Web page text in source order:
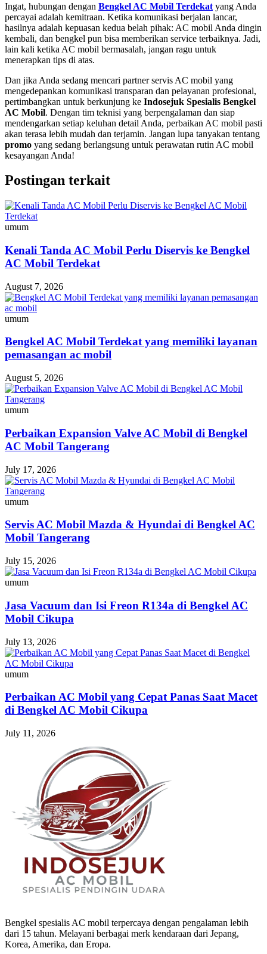
Ingat, hubungan dengan Bengkel AC Mobil Terdekat yang Anda
percayai adalah kemitraan. Ketika komunikasi berjalan lancar,
hasilnya adalah kepuasan kedua belah pihak: AC mobil Anda dingin
kembali, dan bengkel pun bisa memberikan service terbaiknya. Jadi,
lain kali ketika AC mobil bermasalah, jangan ragu untuk
menerapkan tips di atas.
Dan jika Anda sedang mencari partner servis AC mobil yang
mengedepankan komunikasi transparan dan pelayanan profesional,
pertimbangkan untuk berkunjung ke Indosejuk Spesialis Bengkel
AC Mobil. Dengan tim teknisi yang berpengalaman dan siap
mendengarkan setiap keluhan detail Anda, perbaikan AC mobil pasti
akan terasa lebih mudah dan terjamin. Jangan lupa tanyakan tentang
promo yang sedang berlangsung untuk perawatan rutin AC mobil
kesayangan Anda!
Postingan terkait
umum
Kenali Tanda AC Mobil Perlu Diservis ke Bengkel
AC Mobil Terdekat
August 7, 2026
umum
Bengkel AC Mobil Terdekat yang memiliki layanan
pemasangan ac mobil
August 5, 2026
umum
Perbaikan Expansion Valve AC Mobil di Bengkel
AC Mobil Tangerang
July 17, 2026
umum
Servis AC Mobil Mazda & Hyundai di Bengkel AC
Mobil Tangerang
July 15, 2026
umum
Jasa Vacuum dan Isi Freon R134a di Bengkel AC
Mobil Cikupa
July 13, 2026
umum
Perbaikan AC Mobil yang Cepat Panas Saat Macet
di Bengkel AC Mobil Cikupa
July 11, 2026
Bengkel spesialis AC mobil terpercaya dengan pengalaman lebih
dari 15 tahun. Melayani berbagai merk kendaraan dari Jepang,
Korea, Amerika, dan Eropa.